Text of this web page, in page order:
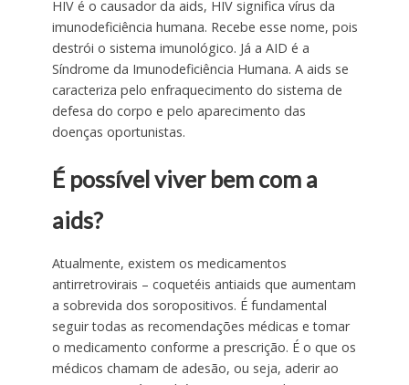
HIV é o causador da aids, HIV significa vírus da
imunodeficiência humana. Recebe esse nome, pois
destrói o sistema imunológico. Já a AID é a
Síndrome da Imunodeficiência Humana. A aids se
caracteriza pelo enfraquecimento do sistema de
defesa do corpo e pelo aparecimento das
doenças oportunistas.
É possível viver bem com a
aids?
Atualmente, existem os medicamentos
antirretrovirais – coquetéis antiaids que aumentam
a sobrevida dos soropositivos. É fundamental
seguir todas as recomendações médicas e tomar
o medicamento conforme a prescrição. É o que os
médicos chamam de adesão, ou seja, aderir ao